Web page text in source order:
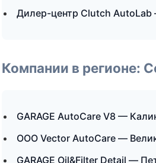
Дилер-центр Clutch
Компании в регионе:
GARAGE AutoCare V8 —
ООО Vector AutoCare —
GARAGE Oil&Filter Detail —